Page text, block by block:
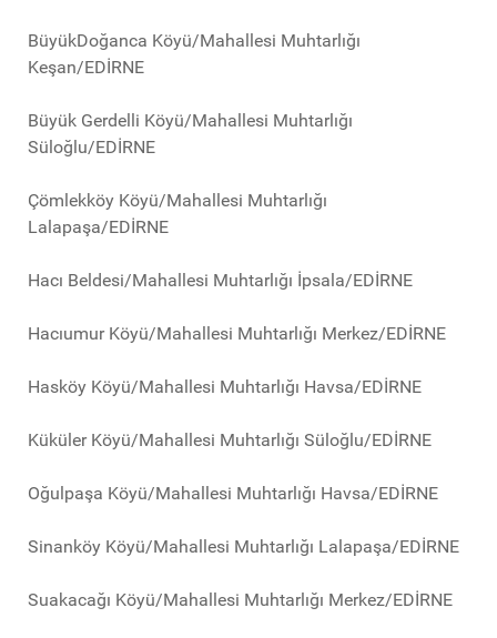
BüyükDoğanca Köyü/Mahallesi Muhtarlığı
Keşan/EDİRNE
Büyük Gerdelli Köyü/Mahallesi Muhtarlığı
Süloğlu/EDİRNE
Çömlekköy Köyü/Mahallesi Muhtarlığı
Lalapaşa/EDİRNE
Hacı Beldesi/Mahallesi Muhtarlığı İpsala/EDİRNE
Hacıumur Köyü/Mahallesi Muhtarlığı Merkez/EDİRNE
Hasköy Köyü/Mahallesi Muhtarlığı Havsa/EDİRNE
Küküler Köyü/Mahallesi Muhtarlığı Süloğlu/EDİRNE
Oğulpaşa Köyü/Mahallesi Muhtarlığı Havsa/EDİRNE
Sinanköy Köyü/Mahallesi Muhtarlığı Lalapaşa/EDİRNE
Suakacağı Köyü/Mahallesi Muhtarlığı Merkez/EDİRNE